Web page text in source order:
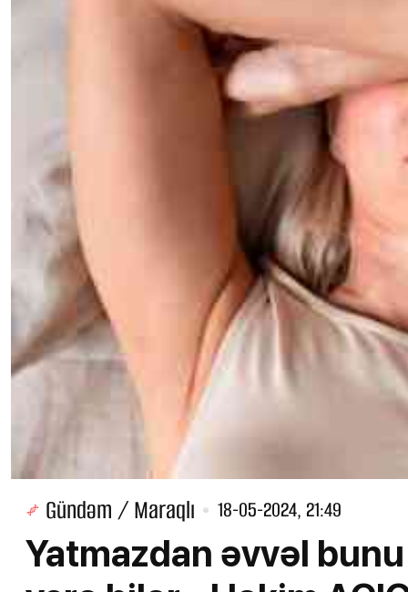
Gündəm / Maraqlı 18-05-2024, 21:49
Yatmazdan əvvəl bunu